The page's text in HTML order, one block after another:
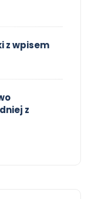
z wpisem
z